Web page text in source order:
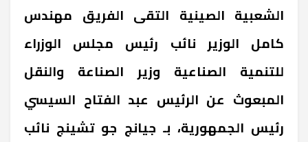
الشعبية الصينية التقى الفريق مهندس
كامل الوزير نائب رئيس مجلس الوزراء
للتنمية الصناعية وزير الصناعة والنقل
المبعوث عن الرئيس عبد الفتاح السيسي
رئيس الجمهورية، بـ جيانج جو تشينج نائب